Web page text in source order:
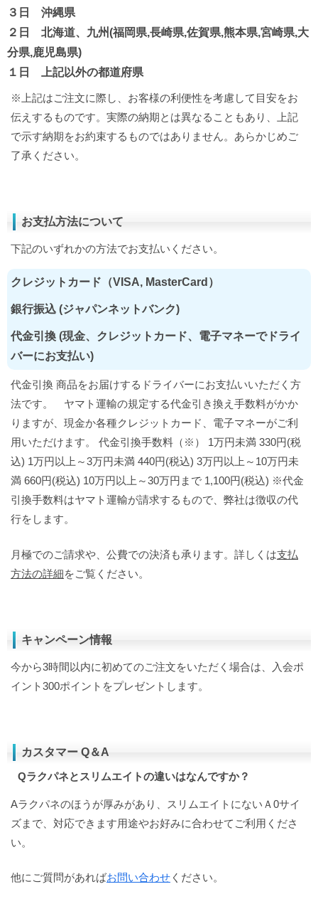
３日 沖縄県
２日 北海道、九州(福岡県,長崎県,佐賀県,熊本県,宮崎県,大
分県,鹿児島県)
１日 上記以外の都道府県
※上記はご注文に際し、お客様の利便性を考慮して目安をお
伝えするものです。実際の納期とは異なることもあり、上記
で示す納期をお約束するものではありません。あらかじめご
了承ください。
お支払方法について
下記のいずれかの方法でお支払いください。
クレジットカード（VISA, MasterCard）
銀行振込 (ジャパンネットバンク)
代金引換 (現金、クレジットカード、電子マネーでドライ
バーにお支払い)
代金引換 商品をお届けするドライバーにお支払いいただく方
法です。 ヤマト運輸の規定する代金引き換え手数料がかか
りますが、現金か各種クレジットカード、電子マネーがご利
用いただけます。 代金引換手数料（※） 1万円未満 330円(税
込) 1万円以上～3万円未満 440円(税込) 3万円以上～10万円未
満 660円(税込) 10万円以上～30万円まで 1,100円(税込) ※代金
引換手数料はヤマト運輸が請求するもので、弊社は徴収の代
行をします。
月極でのご請求や、公費での決済も承ります。詳しくは支払
方法の詳細をご覧ください。
キャンペーン情報
今から3時間以内に初めてのご注文をいただく場合は、入会ポ
イント300ポイントをプレゼントします。
カスタマー Q＆A
Qラクパネとスリムエイトの違いはなんですか？
Aラクパネのほうが厚みがあり、スリムエイトにないＡ0サイ
ズまで、対応できます用途やお好みに合わせてご利用くださ
い。
他にご質問があればお問い合わせ ください。